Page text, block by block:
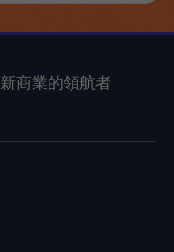
新商業的領航者